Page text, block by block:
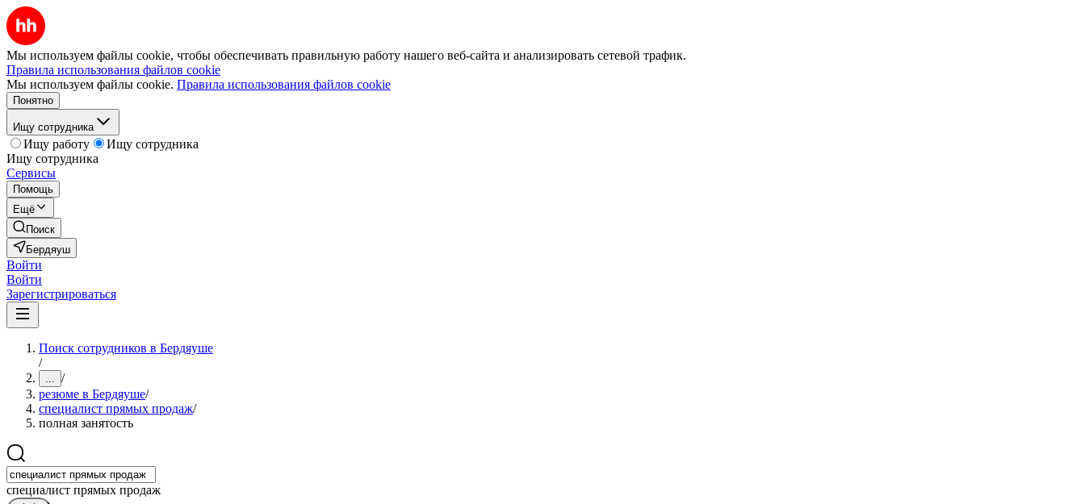
Мы используем файлы cookie, чтобы обеспечивать правильную работу нашего веб-сайта и анализировать сетевой трафик.
Правила использования файлов cookie
Мы используем файлы cookie. Правила использования файлов cookie
Понятно
Ищу сотрудника
Ищу работу
Ищу сотрудника
Ищу сотрудника
Сервисы
Помощь
Ещё
Поиск
Бердяуш
Войти
Войти
Зарегистрироваться
Поиск сотрудников в Бердяуше
/
... /
резюме в Бердяуше/
специалист прямых продаж/
полная занятость
специалист прямых продаж